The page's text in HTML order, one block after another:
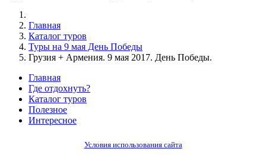
Главная
Каталог туров
Туры на 9 мая День Победы
Грузия + Армения. 9 мая 2017. День Победы.
Главная
Где отдохнуть?
Каталог туров
Полезное
Интересное
Условия использования сайта